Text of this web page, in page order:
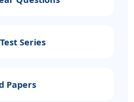
Series
Papers